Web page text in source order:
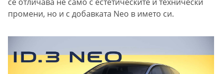
промени, но и с добавката Neo в името си.